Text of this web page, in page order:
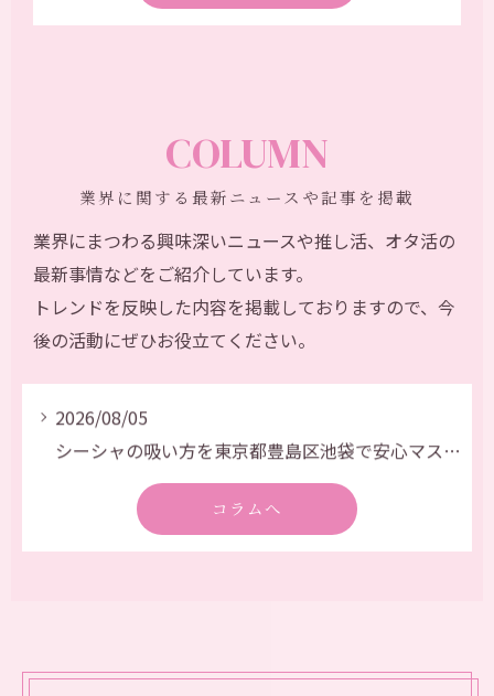
2025/07/24
業界に関する最新ニュースや記事を掲載
COLUMN
業界にまつわる興味深いニュースや推し活、オタ活の
最新事情などをご紹介しています。
トレンドを反映した内容を掲載しておりますので、今
後の活動にぜひお役立てください。
シーシャの金賞受賞店を池袋で探す推し活おすすめ最新ガイド
2026/08/07
シーシャでリラクゼーションを叶える池袋駅周辺静かな大人空間の選び方
2026/08/06
シーシャ発展が進む池袋で変わる街の今と安心して楽しむ最新スポット事情
2026/08/05
シーシャの吸い方を東京都豊島区池袋で安心マスター初心者が失敗しないポイント徹底解説
2026/08/03
2026/07/31
コラムへ